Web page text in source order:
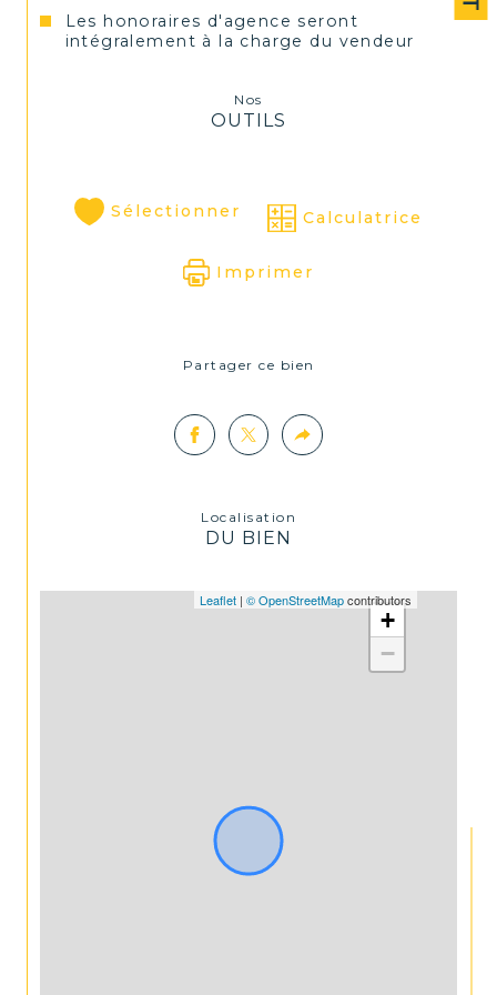
Les honoraires d'agence seront
intégralement à la charge du vendeur
Nos
OUTILS
Sélectionner Calculatrice
Imprimer
Partager ce bien
Localisation
DU BIEN
+
−
Leaflet | © OpenStreetMapcontributors